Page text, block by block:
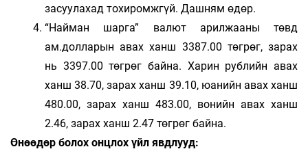
засуулахад тохиромжгүй. Дашням өдөр.
“Найман шарга” валют арилжааны төвд
ам.долларын авах ханш 3387.00 төгрөг, зарах
нь 3397.00 төгрөг байна. Харин рублийн авах
ханш 38.70, зарах ханш 39.10, юанийн авах ханш
480.00, зарах ханш 483.00, вонийн авах ханш
2.46, зарах ханш 2.47 төгрөг байна.
Өнөөдөр болох онцлох үйл явдлууд: